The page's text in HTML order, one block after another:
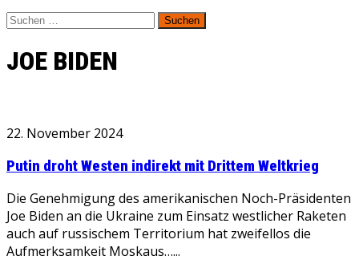
Suchen
nach:
JOE BIDEN
22. November 2024
Putin droht Westen indirekt mit Drittem Weltkrieg
Die Genehmigung des amerikanischen Noch-Präsidenten
Joe Biden an die Ukraine zum Einsatz westlicher Raketen
auch auf russischem Territorium hat zweifellos die
Aufmerksamkeit Moskaus…...